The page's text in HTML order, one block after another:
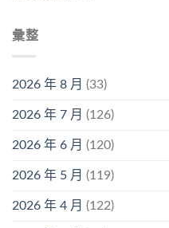
彙整
2026 年 8 月 (33)
2026 年 7 月 (126)
2026 年 6 月 (120)
2026 年 5 月 (119)
2026 年 4 月 (122)